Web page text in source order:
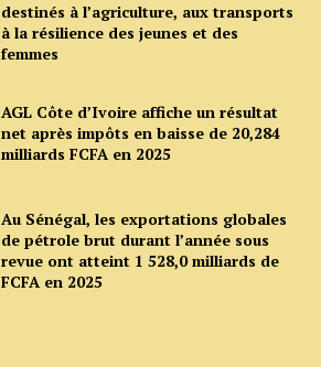
destinés à l’agriculture, aux transports
à la résilience des jeunes et des
femmes
AGL Côte d’Ivoire affiche un résultat
net après impôts en baisse de 20,284
milliards FCFA en 2025
Au Sénégal, les exportations globales
de pétrole brut durant l’année sous
revue ont atteint 1 528,0 milliards de
FCFA en 2025